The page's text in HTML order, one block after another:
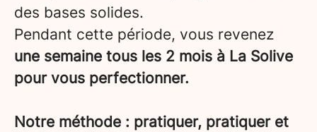
des bases solides.
Pendant cette période, vous revenez
une semaine tous les 2 mois à La Solive
pour vous perfectionner.
Notre méthode : pratiquer, pratiquer et